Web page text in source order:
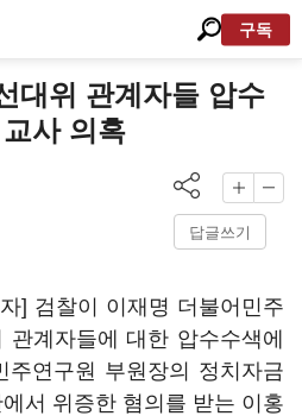
구독
대위 관계자들 압수
사 의혹
답글쓰기
] 검찰이 이재명 더불어민주
계자들에 대한 압수수색에
주연구원 부원장의 정치자금
서 위증한 혐의를 받는 이홍